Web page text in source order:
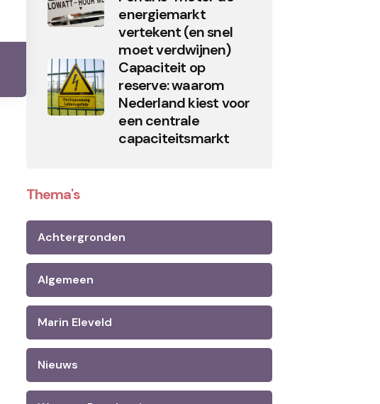
energiemarkt
vertekent (en snel
moet verdwijnen)
Capaciteit op
reserve: waarom
Nederland kiest voor
een centrale
capaciteitsmarkt
Thema's
Achtergronden
Algemeen
Marin Eleveld
Nieuws